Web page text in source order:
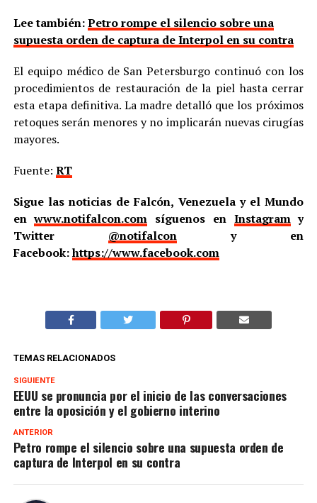
Lee también:Petro rompe el silencio sobre una
supuesta orden de captura de Interpol en su contra
El equipo médico de San Petersburgo continuó con los
procedimientos de restauración de la piel hasta cerrar
esta etapa definitiva. La madre detalló que los próximos
retoques serán menores y no implicarán nuevas cirugías
mayores.
Fuente: RT
Sigue las noticias de Falcón, Venezuela y el Mundo
enwww.notifalcon.com síguenos en Instagramy
Twitter @notifalcony en
Facebook:https://www.facebook.com
TEMAS RELACIONADOS
SIGUIENTE
EEUU se pronuncia por el inicio de las conversaciones
entre la oposición y el gobierno interino
ANTERIOR
Petro rompe el silencio sobre una supuesta orden de
captura de Interpol en su contra